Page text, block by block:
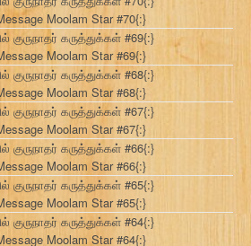
Moolam Star #70{:}
குருநாதர் கருத்துக்கள் #69{:}
Moolam Star #69{:}
குருநாதர் கருத்துக்கள் #68{:}
Moolam Star #68{:}
குருநாதர் கருத்துக்கள் #67{:}
Moolam Star #67{:}
குருநாதர் கருத்துக்கள் #66{:}
Moolam Star #66{:}
குருநாதர் கருத்துக்கள் #65{:}
Moolam Star #65{:}
குருநாதர் கருத்துக்கள் #64{:}
Moolam Star #64{:}